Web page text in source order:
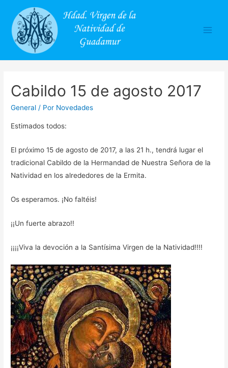
Cabildo 15 de agosto 2017
General / Por Novedades
Estimados todos:
El próximo 15 de agosto de 2017, a las 21 h., tendrá lugar el
tradicional Cabildo de la Hermandad de Nuestra Señora de la
Natividad en los alrededores de la Ermita.
Os esperamos. ¡No faltéis!
¡¡Un fuerte abrazo!!
¡¡¡¡Viva la devoción a la Santísima Virgen de la Natividad!!!!